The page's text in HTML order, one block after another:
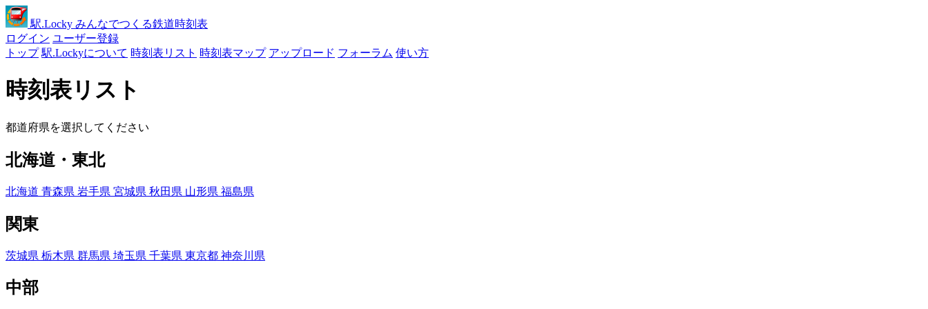
駅.Locky みんなでつくる鉄道時刻表
ログイン ユーザー登録
トップ 駅.Lockyについて 時刻表リスト 時刻表マップ アップロード フォーラム 使い方
時刻表リスト
都道府県を選択してください
北海道・東北
北海道 青森県 岩手県 宮城県 秋田県 山形県 福島県
関東
茨城県 栃木県 群馬県 埼玉県 千葉県 東京都 神奈川県
中部